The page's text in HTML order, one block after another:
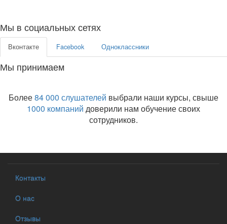
Мы в социальных сетях
Вконтакте Facebook Одноклассники
Мы принимаем
Более84 000 слушателей выбрали наши курсы, свыше
1000 компаний доверили нам обучение своих
сотрудников.
Контакты
О нас
Отзывы